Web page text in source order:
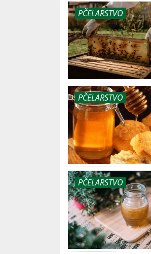
PČELARSTVO
PČELARSTVO
PČELARSTVO